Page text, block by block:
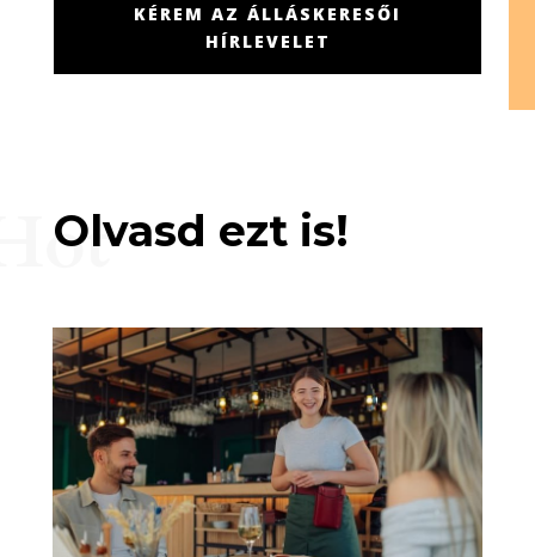
KÉREM AZ ÁLLÁSKERESŐI
HÍRLEVELET
Olvasd ezt is!